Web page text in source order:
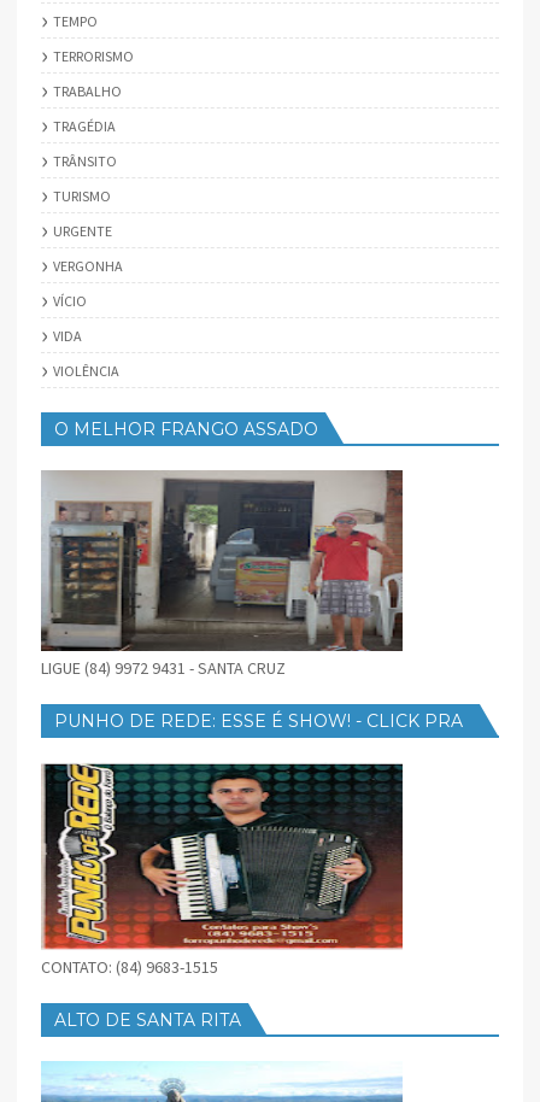
TEMPO
TERRORISMO
TRABALHO
TRAGÉDIA
TRÂNSITO
TURISMO
URGENTE
VERGONHA
VÍCIO
VIDA
VIOLÊNCIA
O MELHOR FRANGO ASSADO
LIGUE (84) 9972 9431 - SANTA CRUZ
PUNHO DE REDE: ESSE É SHOW! - CLICK PRA
CONTATO: (84) 9683-1515
ALTO DE SANTA RITA